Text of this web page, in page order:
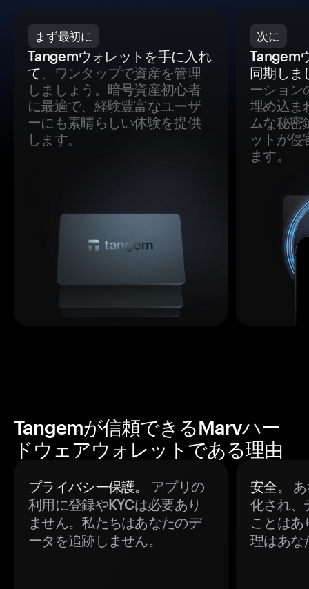
まず最初に
Tangemウォレットを手に入れ
て、ワンタップで資産を管理
しましょう。暗号資産初心者
に最適で、経験豊富なユーザ
ーにも素晴らしい体験を提供
します。
次に
Tangem
同期しま
ーション
埋め込ま
ムな秘密
ットが侵
ます。
Tangemが信頼できるMarvハー
ドウェアウォレットである理由
プライバシー保護。
アプリの
利用に登録やKYCは必要あり
ません。私たちはあなたのデ
ータを追跡しません。
安全。
化され、
ことはあ
理はあな